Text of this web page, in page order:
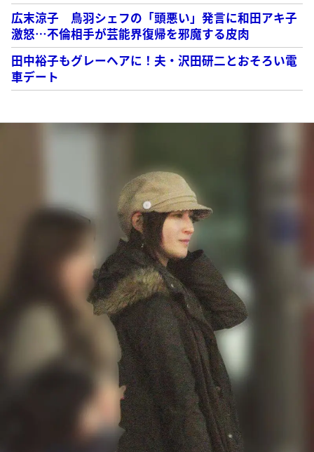
広末涼子 鳥羽シェフの「頭悪い」発言に和田アキ子
激怒…不倫相手が芸能界復帰を邪魔する皮肉
田中裕子もグレーヘアに！夫・沢田研二とおそろい電
車デート